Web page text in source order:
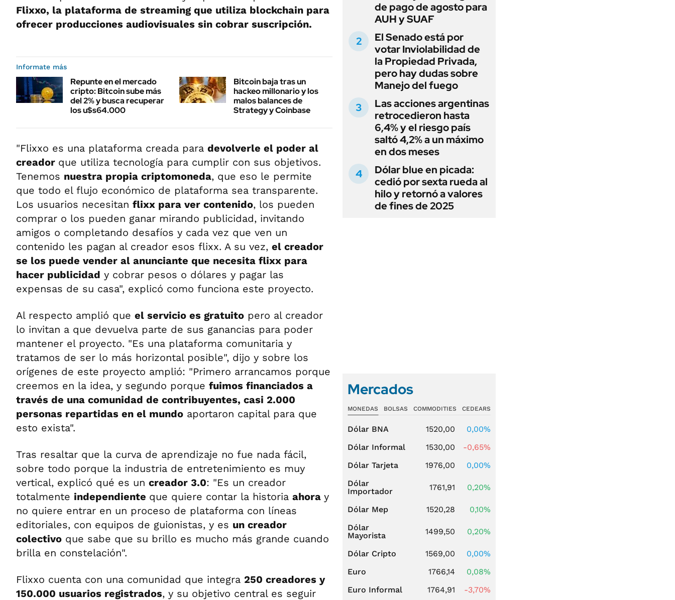
Flixxo, la plataforma de streaming que utiliza blockchain para
ofrecer producciones audiovisuales sin cobrar suscripción.
Informate más
Repunte en el mercado
cripto: Bitcoin sube más
del 2% y busca recuperar
los u$s64.000
Bitcoin baja tras un
hackeo millonario y los
malos balances de
Strategy y Coinbase
"Flixxo es una plataforma creada para devolverle el poder al
creador que utiliza tecnología para cumplir con sus objetivos.
Tenemos nuestra propia criptomoneda, que eso le permite
que todo el flujo económico de plataforma sea transparente.
Los usuarios necesitan flixx para ver contenido, los pueden
comprar o los pueden ganar mirando publicidad, invitando
amigos o completando desafíos y cada vez que ven un
contenido les pagan al creador esos flixx. A su vez, el creador
se los puede vender al anunciante que necesita flixx para
hacer publicidad y cobrar pesos o dólares y pagar las
expensas de su casa", explicó como funciona este proyecto.
Al respecto amplió que el servicio es gratuito pero al creador
lo invitan a que devuelva parte de sus ganancias para poder
mantener el proyecto. "Es una plataforma comunitaria y
tratamos de ser lo más horizontal posible", dijo y sobre los
orígenes de este proyecto amplió: "Primero arrancamos porque
creemos en la idea, y segundo porque fuimos financiados a
través de una comunidad de contribuyentes, casi 2.000
personas repartidas en el mundo aportaron capital para que
esto exista".
Tras resaltar que la curva de aprendizaje no fue nada fácil,
sobre todo porque la industria de entretenimiento es muy
vertical, explicó qué es un creador 3.0: "Es un creador
totalmente independiente que quiere contar la historia ahora y
no quiere entrar en un proceso de plataforma con líneas
editoriales, con equipos de guionistas, y es un creador
colectivo que sabe que su brillo es mucho más grande cuando
brilla en constelación".
Flixxo cuenta con una comunidad que integra 250 creadores y
150.000 usuarios registrados, y su objetivo central es seguir
de pago de agosto para
AUH y SUAF
El Senado está por
votar Inviolabilidad de
la Propiedad Privada,
pero hay dudas sobre
Manejo del fuego
Las acciones argentinas
retrocedieron hasta
6,4% y el riesgo país
saltó 4,2% a un máximo
en dos meses
Dólar blue en picada:
cedió por sexta rueda al
hilo y retornó a valores
de fines de 2025
Mercados
MONEDAS BOLSAS COMMODITIES CEDEARS
Dólar BNA 1520,00
0,00%
Dólar Informal
1530,00
-0,65%
Dólar Tarjeta
1976,00
0,00%
Dólar
Importador
1761,91 0,20%
Dólar Mep 1520,28
0,10%
Dólar
Mayorista
1499,50 0,20%
Dólar Cripto 1569,00
0,00%
Euro
1766,14
0,08%
Euro Informal
1764,91 -3,70%